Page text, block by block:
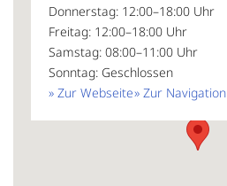
Donnerstag: 12:00–18:00 Uhr
Freitag: 12:00–18:00 Uhr
Samstag: 08:00–11:00 Uhr
Sonntag: Geschlossen
» Zur Navigation
» Zur Webseite